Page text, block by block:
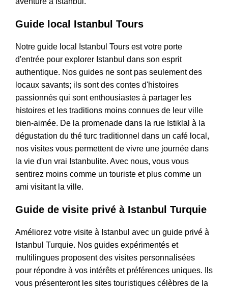
Guide local Istanbul Tours
Notre guide local Istanbul Tours est votre porte
d'entrée pour explorer Istanbul dans son esprit
authentique. Nos guides ne sont pas seulement des
locaux savants; ils sont des contes d'histoires
passionnés qui sont enthousiastes à partager les
histoires et les traditions moins connues de leur ville
bien-aimée. De la promenade dans la rue Istiklal à la
dégustation du thé turc traditionnel dans un café local,
nos visites vous permettent de vivre une journée dans
la vie d'un vrai Istanbulite. Avec nous, vous vous
sentirez moins comme un touriste et plus comme un
ami visitant la ville.
Guide de visite privé à Istanbul Turquie
Améliorez votre visite à Istanbul avec un guide privé à
Istanbul Turquie. Nos guides expérimentés et
multilingues proposent des visites personnalisées
pour répondre à vos intérêts et préférences uniques. Ils
vous présenteront les sites touristiques célèbres de la